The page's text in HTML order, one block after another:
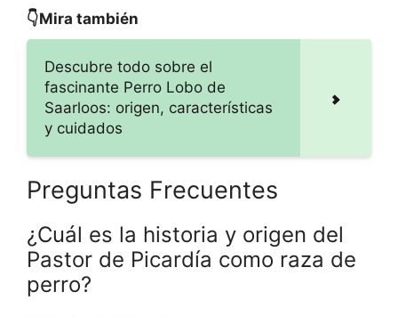
👇Mira también
Descubre todo sobre el
fascinante Perro Lobo de
Saarloos: origen, características
y cuidados
Preguntas Frecuentes
¿Cuál es la historia y origen del
Pastor de Picardía como raza de
perro?